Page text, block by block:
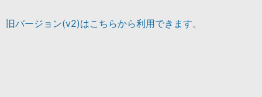
旧バージョン(v2)はこちらから利用できます。